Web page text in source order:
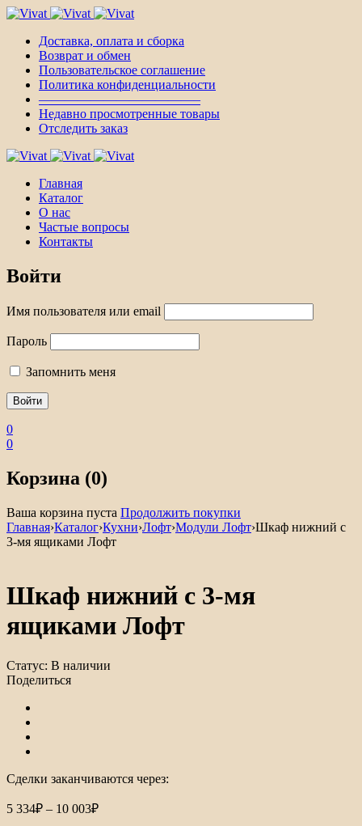
Доставка, оплата и сборка
Возврат и обмен
Пользовательское соглашение
Политика конфиденциальности
————————————–
Недавно просмотренные товары
Отследить заказ
Главная
Каталог
О нас
Частые вопросы
Контакты
Войти
Имя пользователя или email
Пароль
Запомнить меня
0
0
Корзина (0)
Ваша корзина пуста Продолжить покупки
Главная›Каталог›Кухни›Лофт›Модули Лофт›Шкаф нижний с
3-мя ящиками Лофт
Шкаф нижний с 3-мя
ящиками Лофт
Статус: В наличии
Поделиться
Сделки заканчиваются через:
5 334₽ – 10 003₽Диапазон